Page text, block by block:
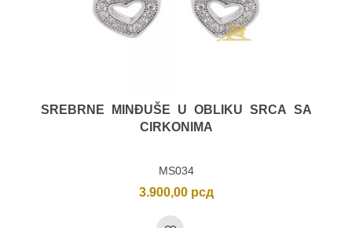
SREBRNE MINĐUŠE U OBLIKU SRCA SA
CIRKONIMA
MS034
3.900,00 рсд